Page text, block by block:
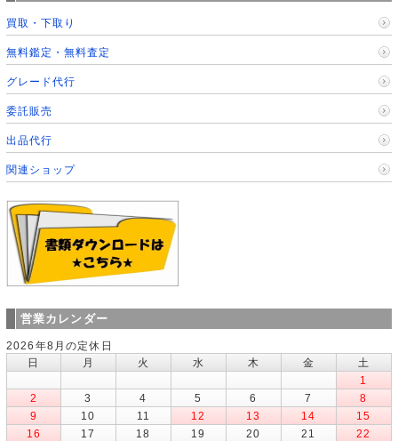
買取・下取り
無料鑑定・無料査定
グレード代行
委託販売
出品代行
関連ショップ
営業カレンダー
2026年8月の定休日
日
月 火 水 木 金
土
1
2
3 4 5 6 7
8
9
10 11 12 13 14
15
16
17 18 19 20 21
22